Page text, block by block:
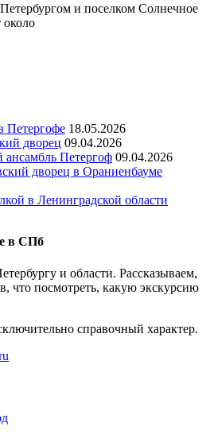
и поселком Солнечное
около
Петергофе 18.05.2026
дворец 09.04.2026
Петергоф 09.04.2026
дворец в Ораниенбауме
в Ленинградской области
в СПб
и области. Рассказываем,
что посмотреть, какую экскурсию
справочный характер.